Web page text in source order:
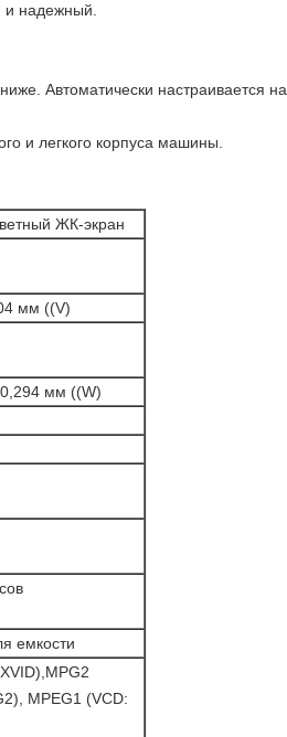
надежный.
Автоматически настраивается на
и легкого корпуса машины.
ЖК-экран
мм ((V)
мм ((W)
емкости
MPEG1 (VCD: